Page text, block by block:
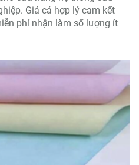
Giá cả hợp lý cam kết
phí nhận làm số lượng ít